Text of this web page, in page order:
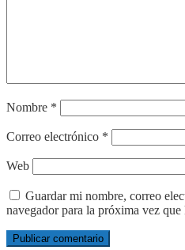
Nombre *
Correo electrónico *
Web
Guardar mi nombre, correo
navegador para la próxima vez que